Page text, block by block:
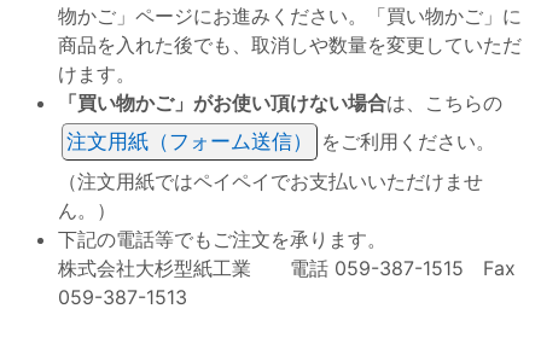
物かご」ページにお進みください。「買い物かご」に
商品を入れた後でも、取消しや数量を変更していただ
けます。
「買い物かご」がお使い頂けない場合は、こちらの
注文用紙（フォーム送信）
をご利用ください。
（注文用紙ではペイペイでお支払いいただけませ
ん。）
下記の電話等でもご注文を承ります。
株式会社大杉型紙工業 電話 059-387-1515 Fax
059-387-1513